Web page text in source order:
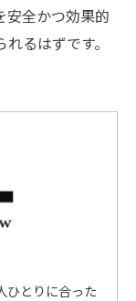
安全かつ効果的
るはずです。
ひとりに合った